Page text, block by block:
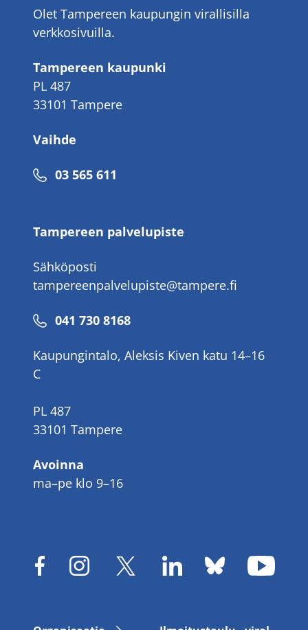
Olet Tampereen kaupungin virallisilla
verkkosivuilla.
Tampereen kaupunki
PL 487
33101 Tampere
Vaihde
Puhelinnumero
03 565 611
Tampereen palvelupiste
Sähköposti
tampereenpalvelupiste@tampere.fi
Puhelinnumero
041 730 8168
Kaupungintalo, Aleksis Kiven katu 14–16
C
PL 487
33101 Tampere
Avoinna
ma–pe klo 9–16